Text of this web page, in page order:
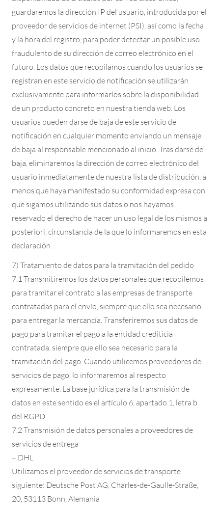
guardaremos la dirección IP del usuario, introducida por el
proveedor de servicios de internet (PSI), así como la fecha
y la hora del registro, para poder detectar un posible uso
fraudulento de su dirección de correo electrónico en el
futuro. Los datos que recopilamos cuando los usuarios se
registran en este servicio de notificación se utilizarán
exclusivamente para informarlos sobre la disponibilidad
de un producto concreto en nuestra tienda web. Los
usuarios pueden darse de baja de este servicio de
notificación en cualquier momento enviando un mensaje
de baja al responsable mencionado al inicio. Tras darse de
baja, eliminaremos la dirección de correo electrónico del
usuario inmediatamente de nuestra lista de distribución, a
menos que haya manifestado su conformidad expresa con
que sigamos utilizando sus datos o nos hayamos
reservado el derecho de hacer un uso legal de los mismos a
posteriori, circunstancia de la que lo informaremos en esta
declaración.
7) Tratamiento de datos para la tramitación del pedido
7.1 Transmitiremos los datos personales que recopilemos
para tramitar el contrato a las empresas de transporte
contratadas para el envío, siempre que ello sea necesario
para entregar la mercancía. Transferiremos sus datos de
pago para tramitar el pago a la entidad crediticia
contratada, siempre que ello sea necesario para la
tramitación del pago. Cuando utilicemos proveedores de
servicios de pago, lo informaremos al respecto
expresamente. La base jurídica para la transmisión de
datos en este sentido es el artículo 6, apartado 1, letra b
del RGPD.
7.2 Transmisión de datos personales a proveedores de
servicios de entrega
– DHL
Utilizamos el proveedor de servicios de transporte
siguiente: Deutsche Post AG, Charles-de-Gaulle-Straße,
20, 53113 Bonn, Alemania